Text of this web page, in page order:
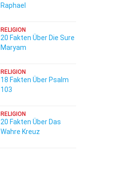
Raphael
RELIGION
20 Fakten Über Die Sure
Maryam
RELIGION
18 Fakten Über Psalm
103
RELIGION
20 Fakten Über Das
Wahre Kreuz